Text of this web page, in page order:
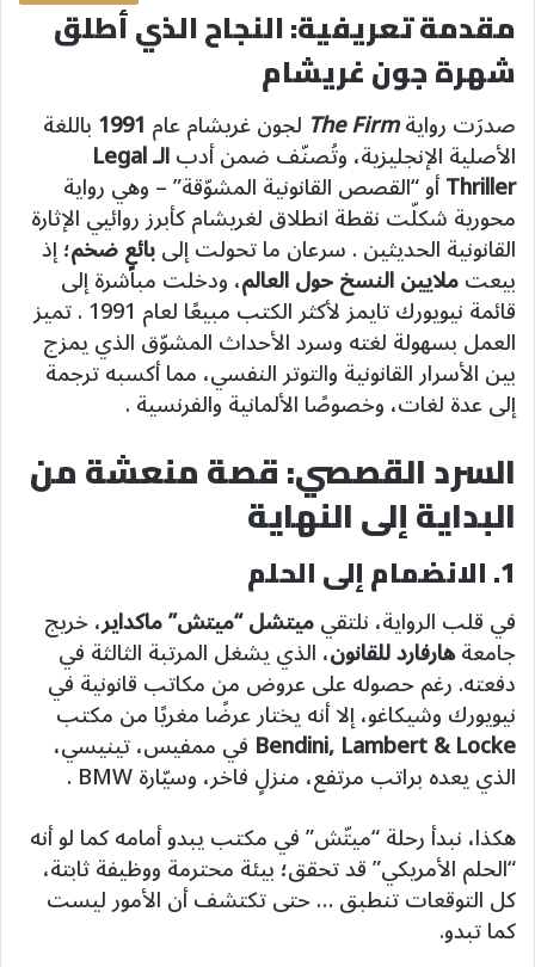
مقدمة تعريفية: النجاح الذي أطلق
شهرة جون غريشام
صدرَت روايةThe Firm لجون غريشام عام 1991باللغة
الأصلية الإنجليزية، وتُصنّف ضمن أدب الـ Legal
Thrillerأو “القصص القانونية المشوّقة” – وهي رواية
محورية شكلّت نقطة انطلاق لغريشام كأبرز روائيي الإثارة
القانونية الحديثين . سرعان ما تحولت إلىبائعٍ ضخم؛ إذ
بيعتملايين النسخ حول العالم، ودخلت مباشرة إلى
قائمة نيويورك تايمز لأكثر الكتب مبيعًا لعام 1991 . تميز
العمل بسهولة لغته وسرد الأحداث المشوّق الذي يمزج
بين الأسرار القانونية والتوتر النفسي، مما أكسبه ترجمة
إلى عدة لغات، وخصوصًا الألمانية والفرنسية .
السرد القصصي: قصة منعشة من
البداية إلى النهاية
1. الانضمام إلى الحلم
في قلب الرواية، نلتقيميتشل “ميتش” ماكداير، خريج
جامعةهارفارد للقانون، الذي يشغل المرتبة الثالثة في
دفعته. رغم حصوله على عروض من مكاتب قانونية في
نيويورك وشيكاغو، إلا أنه يختار عرضًا مغريًا من مكتب
Bendini, Lambert & Locke في ممفيس، تينيسي،
الذي يعده براتب مرتفع، منزلٍ فاخر، وسيّارة BMW‏ .
هكذا، نبدأ رحلة “ميتّش” في مكتب يبدو أمامه كما لو أنه
“الحلم الأمريكي” قد تحقق؛ بيئة محترمة ووظيفة ثابتة،
كل التوقعات تنطبق … حتى تكتشف أن الأمور ليست
كما تبدو.